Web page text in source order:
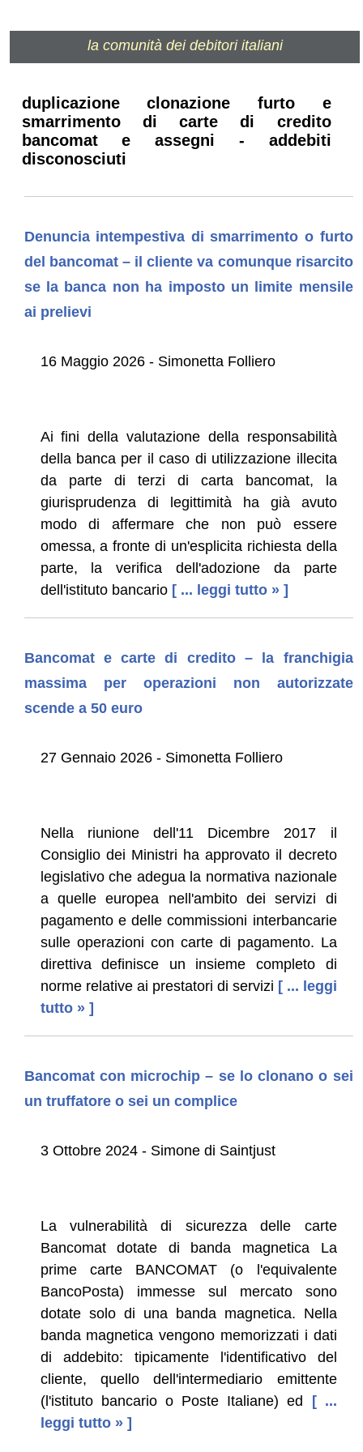
la comunità dei debitori italiani
duplicazione clonazione furto e
smarrimento di carte di credito
bancomat e assegni - addebiti
disconosciuti
Denuncia intempestiva di smarrimento o furto
del bancomat – il cliente va comunque risarcito
se la banca non ha imposto un limite mensile
ai prelievi
16 Maggio 2026 - Simonetta Folliero
Ai fini della valutazione della responsabilità
della banca per il caso di utilizzazione illecita
da parte di terzi di carta bancomat, la
giurisprudenza di legittimità ha già avuto
modo di affermare che non può essere
omessa, a fronte di un'esplicita richiesta della
parte, la verifica dell'adozione da parte
dell'istituto bancario [ ... leggi tutto » ]
Bancomat e carte di credito – la franchigia
massima per operazioni non autorizzate
scende a 50 euro
27 Gennaio 2026 - Simonetta Folliero
Nella riunione dell'11 Dicembre 2017 il
Consiglio dei Ministri ha approvato il decreto
legislativo che adegua la normativa nazionale
a quelle europea nell'ambito dei servizi di
pagamento e delle commissioni interbancarie
sulle operazioni con carte di pagamento. La
direttiva definisce un insieme completo di
norme relative ai prestatori di servizi [ ... leggi
tutto » ]
Bancomat con microchip – se lo clonano o sei
un truffatore o sei un complice
3 Ottobre 2024 - Simone di Saintjust
La vulnerabilità di sicurezza delle carte
Bancomat dotate di banda magnetica La
prime carte BANCOMAT (o l'equivalente
BancoPosta) immesse sul mercato sono
dotate solo di una banda magnetica. Nella
banda magnetica vengono memorizzati i dati
di addebito: tipicamente l'identificativo del
cliente, quello dell'intermediario emittente
(l'istituto bancario o Poste Italiane) ed
[ ...
leggi tutto » ]